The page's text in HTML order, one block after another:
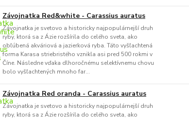
Závojnatka Red&white - Carassius auratus
Závojnatka je svetovo a historicky najpopulárnejší druh
ryby, ktorá sa z Ázie rozšírila do celého sveta, ako
obľúbená akváriová a jazierková ryba. Táto vyšľachtená
forma Karasa striebristého vznikla asi pred 500 rokmi v
Číne. Následne vďaka dlhoročnému selektívnemu chovu
bolo vyšľachtených mnoho far...
Závojnatka Red oranda - Carassius auratus
Závojnatka je svetovo a historicky najpopulárnejší druh
ryby, ktorá sa z Ázie rozšírila do celého sveta, ako